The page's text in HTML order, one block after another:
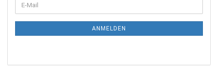
ZUR
E-
Mail
ANMELDEN